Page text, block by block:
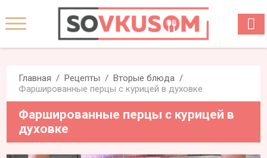
Главная Рецепты
Вторые блюда
Фаршированные перцы с курицей в духовке
Фаршированные перцы с курицей в
духовке